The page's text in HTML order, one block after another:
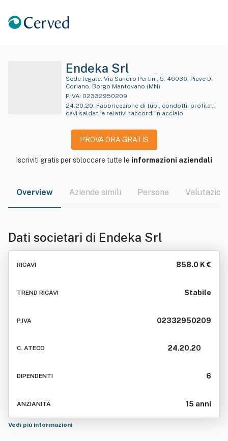
Endeka Srl
Sede legale:
Coriano, Borgo Mantovano (MN)
P.IVA: 02332950209
24.20.20: Fabbricazione di tubi, condotti, profilati
cavi saldati e relativi raccordi in acciaio
PROVA ORA GRATIS
Iscriviti gratis per sbloccare tutte le informazioni aziendali
Overview Aziende simili Persone Valutazioni
Dati societari di Endeka Srl
RICAVI 858.0 K €
TREND RICAVI Stabile
P.IVA 02332950209
C. ATECO 24.20.20
DIPENDENTI 6
ANZIANITÁ 15 anni
Vedi più informazioni